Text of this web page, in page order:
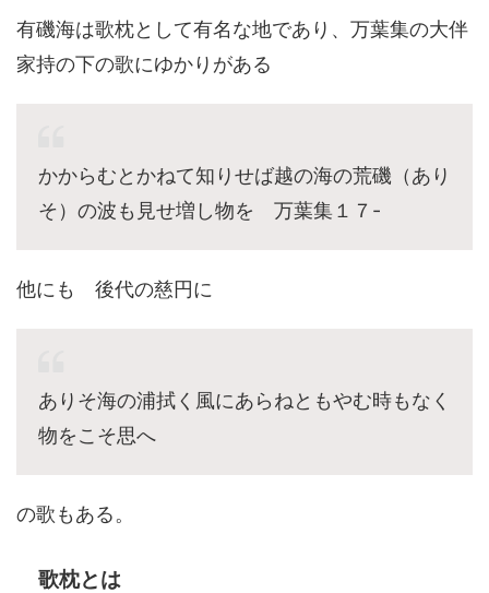
有磯海は歌枕として有名な地であり、万葉集の大伴
家持の下の歌にゆかりがある
かからむとかねて知りせば越の海の荒磯（あり
そ）の波も見せ増し物を 万葉集１７-
他にも 後代の慈円に
ありそ海の浦拭く風にあらねともやむ時もなく
物をこそ思へ
の歌もある。
歌枕とは